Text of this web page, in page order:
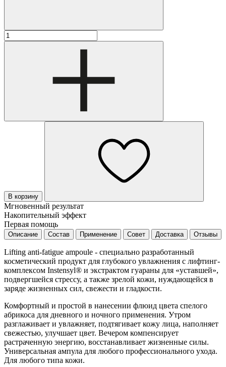
В корзину
Мгновенный результат
Накопительный эффект
Первая помощь
Описание Состав Применение Совет Доставка Отзывы
Lifting anti-fatigue ampoule - cпециально разработанный
косметический продукт для глубокого увлажнения с лифтинг-
комплексом Instensyl® и экстрактом гуараны для «уставшей»,
подвергшейся стрессу, а также зрелой кожи, нуждающейся в
заряде жизненных сил, свежести и гладкости.
Комфортный и простой в нанесении флюид цвета спелого
абрикоса для дневного и ночного применения. Утром
разглаживает и увлажняет, подтягивает кожу лица, наполняет
свежестью, улучшает цвет. Вечером компенсирует
растраченную энергию, восстанавливает жизненные силы.
Универсальная ампула для любого профессионального ухода.
Для любого типа кожи.